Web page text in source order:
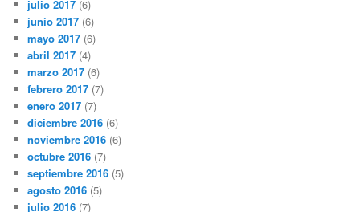
julio 2017 (6)
junio 2017 (6)
mayo 2017 (6)
abril 2017 (4)
marzo 2017 (6)
febrero 2017 (7)
enero 2017 (7)
diciembre 2016 (6)
noviembre 2016 (6)
octubre 2016 (7)
septiembre 2016 (5)
agosto 2016 (5)
julio 2016 (7)